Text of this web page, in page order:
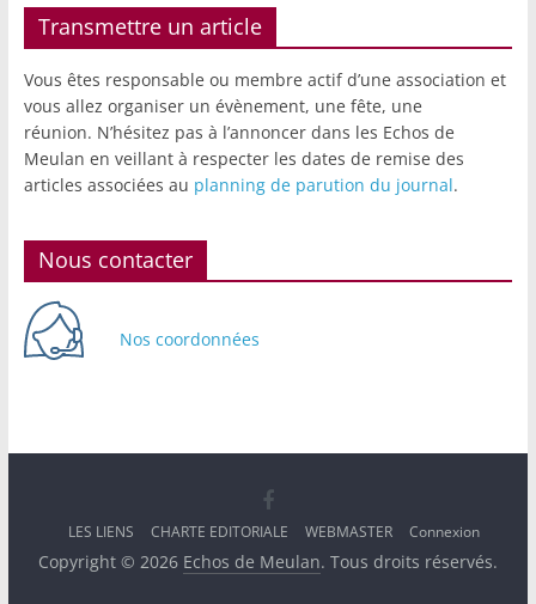
Transmettre un article
Vous êtes responsable ou membre actif d’une association et
vous allez organiser un évènement, une fête, une
réunion. N’hésitez pas à l’annoncer dans les Echos de
Meulan en veillant à respecter les dates de remise des
articles associées au planning de parution du journal.
Nous contacter
Nos coordonnées
LES LIENS CHARTE EDITORIALE WEBMASTER Connexion
Copyright © 2026 Echos de Meulan. Tous droits réservés.